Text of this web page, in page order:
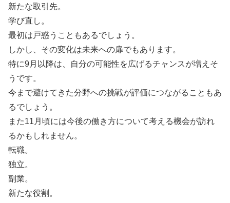
新たな取引先。
学び直し。
最初は戸惑うこともあるでしょう。
しかし、その変化は未来への扉でもあります。
特に9月以降は、自分の可能性を広げるチャンスが増えそ
うです。
今まで避けてきた分野への挑戦が評価につながることもあ
るでしょう。
また11月頃には今後の働き方について考える機会が訪れ
るかもしれません。
転職。
独立。
副業。
新たな役割。